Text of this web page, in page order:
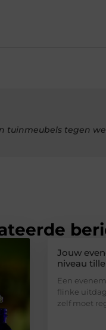
tuinmeubels tegen
Jouw
niveau
Een
flinke
zelf moet